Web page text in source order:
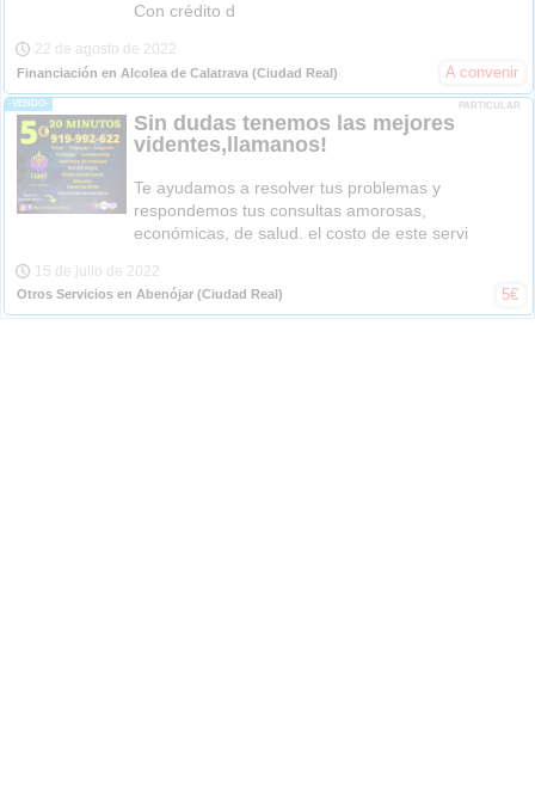
Con crédito d
22 de agosto de 2022
Financiación en Alcolea de Calatrava (Ciudad Real) A convenir
-VENDO- PARTICULAR
Sin dudas tenemos las mejores
videntes,llamanos!
Te ayudamos a resolver tus problemas y
respondemos tus consultas amorosas,
económicas, de salud. el costo de este servi
15 de julio de 2022
Otros Servicios en Abenójar (Ciudad Real) 5€